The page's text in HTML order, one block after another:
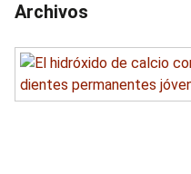
Archivos